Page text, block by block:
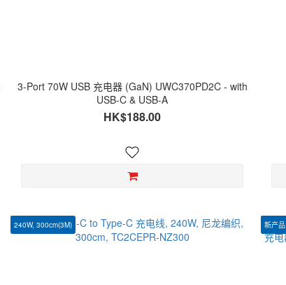
3-Port 70W USB 充电器 (GaN) UWC370PD2C - with
USB-C & USB-A
HK$188.00
240W, 300cm(3M) 新产品